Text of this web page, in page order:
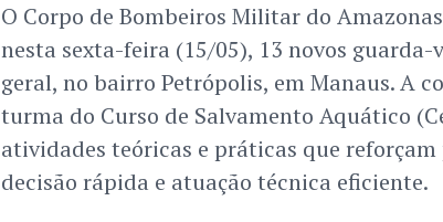
O Corpo de Bombeiros Militar do
nesta sexta-feira (15/05), 13 novos
geral, no bairro Petrópolis, em Manaus. A
turma do Curso de Salvamento Aquático
atividades teóricas e práticas que reforçam
decisão rápida e atuação técnica eficiente.